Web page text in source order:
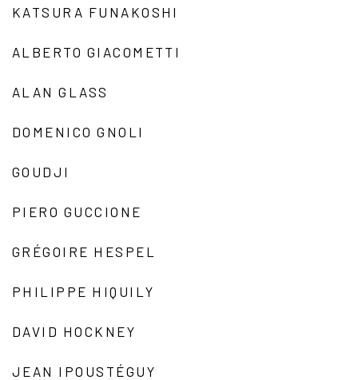
KATSURA FUNAKOSHI
ALBERTO GIACOMETTI
ALAN GLASS
DOMENICO GNOLI
GOUDJI
PIERO GUCCIONE
GRÉGOIRE HESPEL
PHILIPPE HIQUILY
DAVID HOCKNEY
JEAN IPOUSTÉGUY